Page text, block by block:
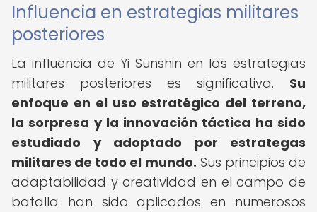
Influencia en estrategias militares
posteriores
La influencia de Yi Sunshin en las estrategias
militares posteriores es significativa. Su
enfoque en el uso estratégico del terreno,
la sorpresa y la innovación táctica ha sido
estudiado y adoptado por estrategas
militares de todo el mundo. Sus principios de
adaptabilidad y creatividad en el campo de
batalla han sido aplicados en numerosos